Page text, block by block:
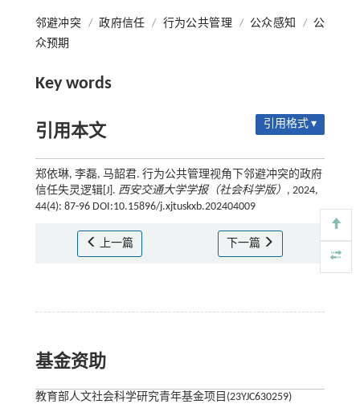
邻避冲突 / 政府信任 / 行为公共管理 / 公众感知 / 公
众预期
Key words
引用本文 引用格式 ▾
郑依琳, 李磊, 马韶君. 行为公共管理视角下邻避冲突的政府
信任失灵逻辑[J]. 西安交通大学学报（社会科学版） , 2024,
44(4): 87-96 DOI:10.15896/j.xjtuskxb.202404009
上一篇 下一篇
基金资助
教育部人文社会科学研究青年基金项目(23YJC630259)